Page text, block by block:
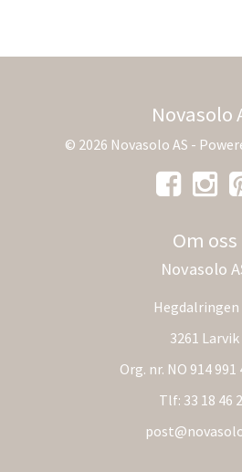
Novasolo
© 2026 Novasolo AS -
Om oss
Novasolo
Hegdalringen
3261 Larvik
Org. nr. NO 914 991
Tlf: 33 18 46